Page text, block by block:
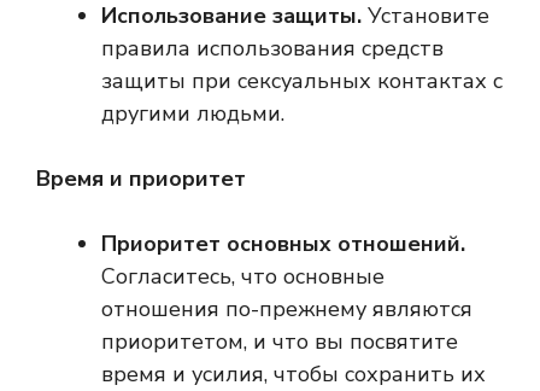
Использование защиты. Установите
правила использования средств
защиты при сексуальных контактах с
другими людьми.
Время и приоритет
Приоритет основных отношений.
Согласитесь, что основные
отношения по-прежнему являются
приоритетом, и что вы посвятите
время и усилия, чтобы сохранить их